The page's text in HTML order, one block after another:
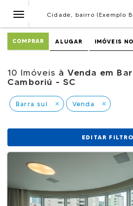
NavegaçãoCidade, bairro (Exemplo
COMPRAR ALUGAR IMÓVEIS
10 Imóveis à Venda em
Camboriú - SC
Barra sul close Venda close
EDITAR